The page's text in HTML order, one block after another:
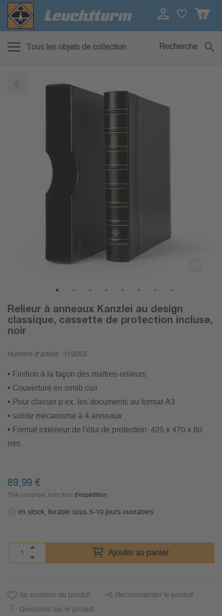
0
Tous les objets de collection Recherche
Relieur à anneaux Kanzlei au design
classique, cassette de protection incluse,
noir
Numéro d'article: 319263
• Finition à la façon des maîtres-relieurs
• Couverture en simili cuir
• Pour classer p.ex. les documents au format A3
• solide mécanisme à 4 anneaux
• Format extérieur de l'étui de protection: 425 x 470 x 80
mm
89,99 €
TVA comprise, hors frais d'expédition
en stock, livrable sous 5-10 jours ouvrables
Ajouter au panier
Se souvenir du produit Recommander le produit
Questions sur le produit